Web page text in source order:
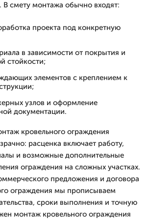
смету монтажа обычно входят:
проекта под конкретную
в зависимости от покрытия и
стойкости;
элементов с креплением к
узлов и оформление
документации.
кровельного ограждения
расценка включает работу,
и возможные дополнительные
ограждения на сложных участках.
предложения и договора
ограждения мы прописываем
сроки выполнения и точную
монтаж кровельного ограждения